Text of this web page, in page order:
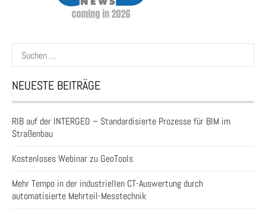
Suchen
nach:
NEUESTE BEITRÄGE
RIB auf der INTERGEO – Standardisierte Prozesse für BIM im
Straßenbau
Kostenloses Webinar zu GeoTools
Mehr Tempo in der industriellen CT-Auswertung durch
automatisierte Mehrteil-Messtechnik